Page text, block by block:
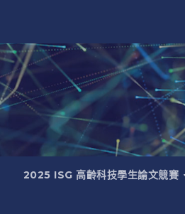
2025 ISG 高齡科技學生論文競賽